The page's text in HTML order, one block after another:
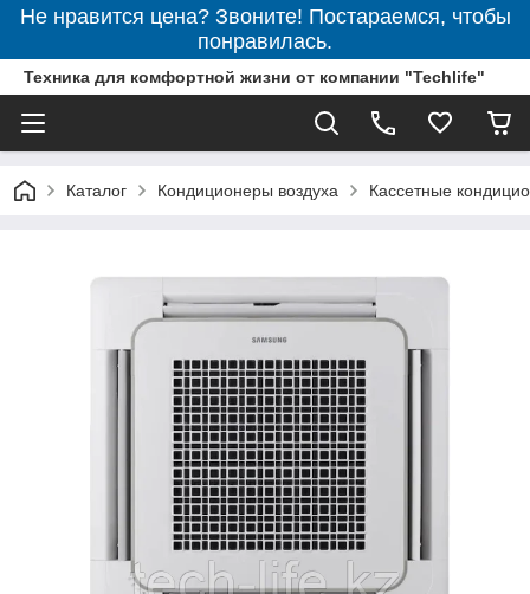
Не нравится цена? Звоните! Постараемся, чтобы
понравилась.
Техника для комфортной жизни от компании "Techlife"
Каталог Кондиционеры воздуха Кассетные